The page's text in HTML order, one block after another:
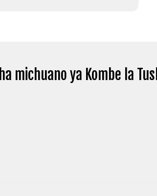
michuano ya Kombe la